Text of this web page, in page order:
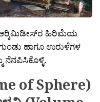
ಆರ‍್ಕಿಮಿಡೀಸ್‍ರ ಹಿರಿಮೆಯ
ಹಾಗೂ ಉರುಳೆಗಳ
of Sphere)